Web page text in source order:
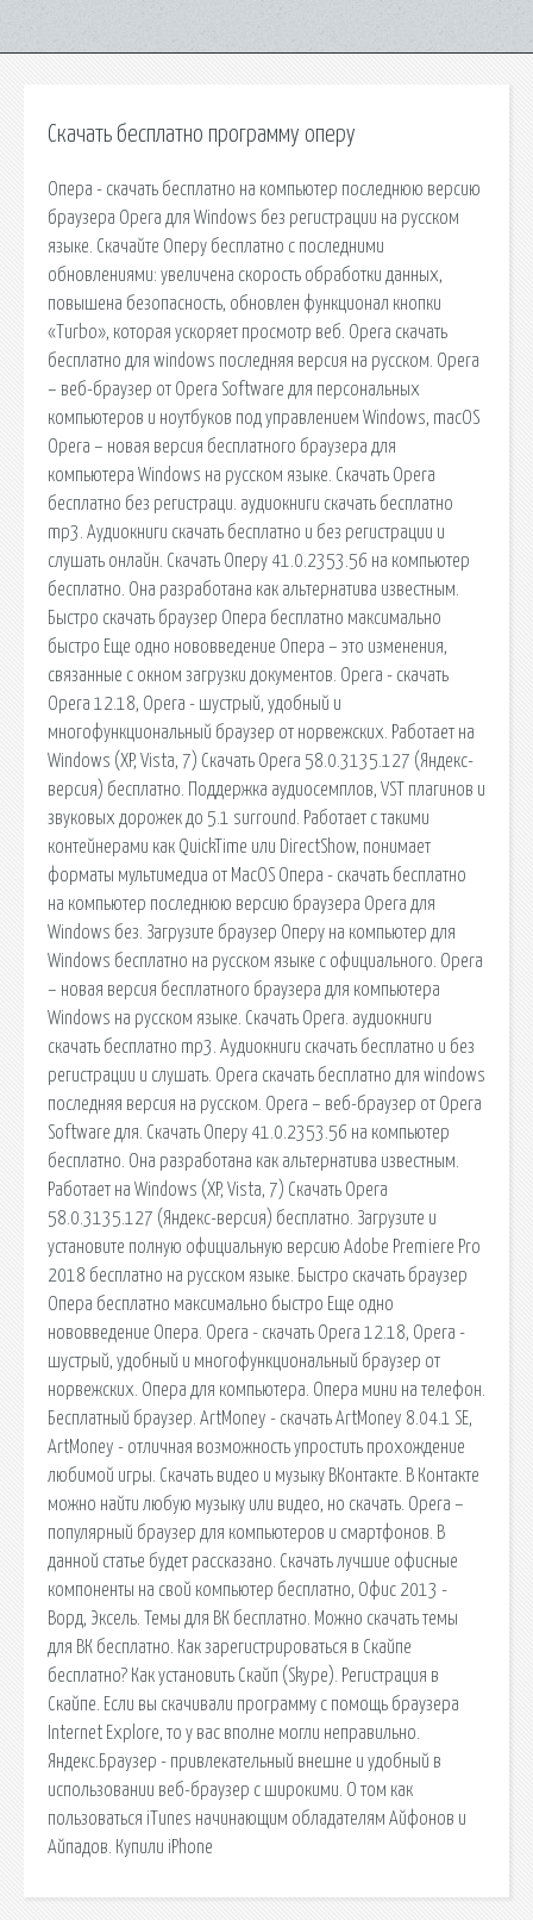
Скачать бесплатно программу оперу
Опера - скачать бесплатно на компьютер последнюю версию
браузера Opera для Windows без регистрации на русском
языке. Скачайте Оперу бесплатно с последними
обновлениями: увеличена скорость обработки данных,
повышена безопасность, обновлен функционал кнопки
«Turbo», которая ускоряет просмотр веб. Opera скачать
бесплатно для windows последняя версия на русском. Opera
– веб-браузер от Opera Software для персональных
компьютеров и ноутбуков под управлением Windows, macOS
Opera – новая версия бесплатного браузера для
компьютера Windows на русском языке. Скачать Opera
бесплатно без регистраци. аудиокниги скачать бесплатно
mp3. Аудиокниги скачать бесплатно и без регистрации и
слушать онлайн. Скачать Оперу 41.0.2353.56 на компьютер
бесплатно. Она разработана как альтернатива известным.
Быстро скачать браузер Опера бесплатно максимально
быстро Еще одно нововведение Опера – это изменения,
связанные с окном загрузки документов. Opera - скачать
Opera 12.18, Opera - шустрый, удобный и
многофункциональный браузер от норвежских. Работает на
Windows (XP, Vista, 7) Скачать Opera 58.0.3135.127 (Яндекс-
версия) бесплатно. Поддержка аудиосемплов, VST плагинов и
звуковых дорожек до 5.1 surround. Работает с такими
контейнерами как QuickTime или DirectShow, понимает
форматы мультимедиа от MacOS Опера - скачать бесплатно
на компьютер последнюю версию браузера Opera для
Windows без. Загрузите браузер Оперу на компьютер для
Windows бесплатно на русском языке с официального. Opera
– новая версия бесплатного браузера для компьютера
Windows на русском языке. Скачать Opera. аудиокниги
скачать бесплатно mp3. Аудиокниги скачать бесплатно и без
регистрации и слушать. Opera скачать бесплатно для windows
последняя версия на русском. Opera – веб-браузер от Opera
Software для. Скачать Оперу 41.0.2353.56 на компьютер
бесплатно. Она разработана как альтернатива известным.
Работает на Windows (XP, Vista, 7) Скачать Opera
58.0.3135.127 (Яндекс-версия) бесплатно. Загрузите и
установите полную официальную версию Adobe Premiere Pro
2018 бесплатно на русском языке. Быстро скачать браузер
Опера бесплатно максимально быстро Еще одно
нововведение Опера. Opera - скачать Opera 12.18, Opera -
шустрый, удобный и многофункциональный браузер от
норвежских. Опера для компьютера. Опера мини на телефон.
Бесплатный браузер. ArtMoney - скачать ArtMoney 8.04.1 SE,
ArtMoney - отличная возможность упростить прохождение
любимой игры. Скачать видео и музыку ВКонтакте. В Контакте
можно найти любую музыку или видео, но скачать. Opera –
популярный браузер для компьютеров и смартфонов. В
данной статье будет рассказано. Скачать лучшие офисные
компоненты на свой компьютер бесплатно, Офис 2013 -
Ворд, Эксель. Темы для ВК бесплатно. Можно скачать темы
для ВК бесплатно. Как зарегистрироваться в Скайпе
бесплатно? Как установить Скайп (Skype). Регистрация в
Скайпе. Если вы скачивали программу с помощь браузера
Internet Explore, то у вас вполне могли неправильно.
Яндекс.Браузер - привлекательный внешне и удобный в
использовании веб-браузер с широкими. О том как
пользоваться iTunes начинающим обладателям Айфонов и
Айпадов. Купили iPhone